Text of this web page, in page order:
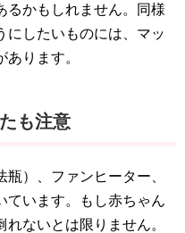
るかもしれません。同様
にしたいものには、マッ
ります。
も注意
）、ファンヒーター、
ています。もし赤ちゃん
ないとは限りません。